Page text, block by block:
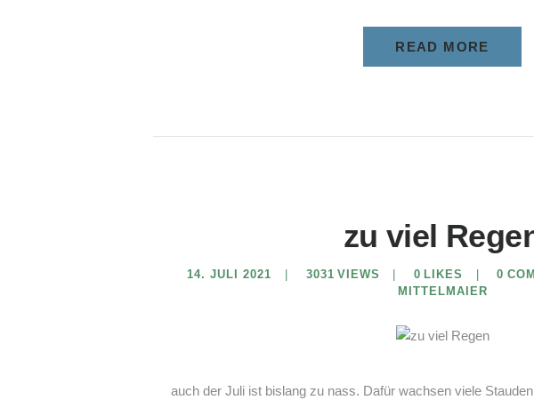
READ MORE
zu viel
14. JULI 2021 3031 VIEWS 0 LIKES 0
MITTELMAIER
auch der Juli ist bislang zu nass. Dafür wachsen viele